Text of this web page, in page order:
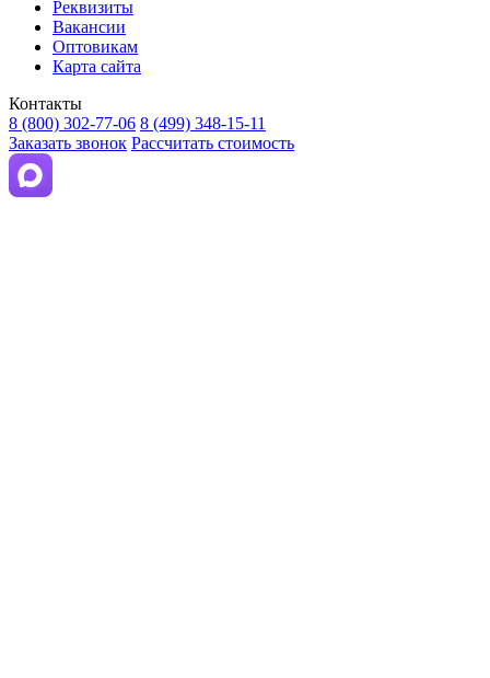
Реквизиты
Вакансии
Оптовикам
Карта сайта
Контакты
8 (800) 302-77-06 8 (499) 348-15-11
Заказать звонок Рассчитать стоимость